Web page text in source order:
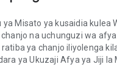
ya Misato ya kusaidia
na uchunguzi wa
ya chanjo iliyolenga
ya Ukuzaji Afya ya Jiji